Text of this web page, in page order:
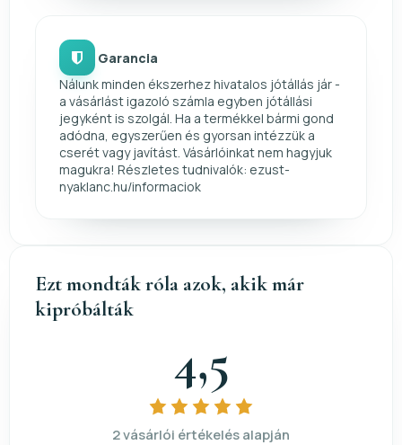
Garancia
Nálunk minden ékszerhez hivatalos jótállás jár -
a vásárlást igazoló számla egyben jótállási
jegyként is szolgál. Ha a termékkel bármi gond
adódna, egyszerűen és gyorsan intézzük a
cserét vagy javítást. Vásárlóinkat nem hagyjuk
magukra! Részletes tudnivalók: ezust-
nyaklanc.hu/informaciok
Ezt mondták róla azok, akik már
kipróbálták
4,5
2 vásárlói értékelés alapján